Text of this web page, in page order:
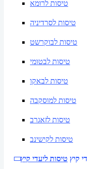
טיסות לרומא
טיסות לסרדיניה
טיסות לבוקרשט
טיסות לבטומי
טיסות לבאקו
טיסות למוסקבה
טיסות לזאגרב
טיסות לקישינב
קיץ טיסות ליעדי קיץ